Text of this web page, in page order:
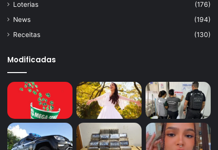
Loterias
(176)
News
(194)
Receitas
(130)
Modificadas